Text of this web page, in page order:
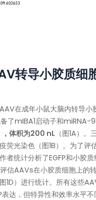
转导小胶质细
在成年小鼠大脑内转导小
了mIBA1启动子和miRNA-9
体积为200 nL （图1A）
荧光染色（图1B）。为了评
者统计分析了EGFP和小胶质
估AAVs在小胶质细胞上的
1D）进行统计。所有这些
达，但特异性和效率水平不